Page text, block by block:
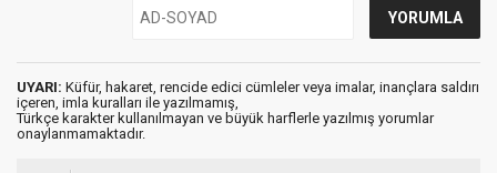
UYARI: Küfür, hakaret, rencide edici cümleler veya imalar, inançlara saldırı
içeren, imla kuralları ile yazılmamış,
Türkçe karakter kullanılmayan ve büyük harflerle yazılmış yorumlar
onaylanmamaktadır.